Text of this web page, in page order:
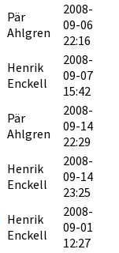
Pär
Ahlgren
2008-
09-06
22:16
Henrik
Enckell
2008-
09-07
15:42
Pär
Ahlgren
2008-
09-14
22:29
Henrik
Enckell
2008-
09-14
23:25
Henrik
Enckell
2008-
09-01
12:27